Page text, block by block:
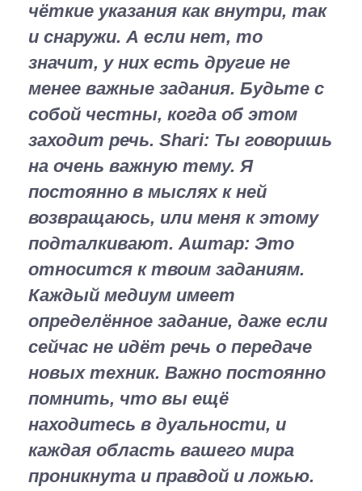
чёткие указания как внутри, так
и снаружи. А если нет, то
значит, у них есть другие не
менее важные задания. Будьте с
собой честны, когда об этом
заходит речь. Shari: Ты говоришь
на очень важную тему. Я
постоянно в мыслях к ней
возвращаюсь, или меня к этому
подталкивают.Аштар: Это
относится к твоим заданиям.
Каждый медиум имеет
определённое задание, даже если
сейчас не идёт речь о передаче
новых техник. Важно постоянно
помнить, что вы ещё
находитесь в дуальности, и
каждая область вашего мира
проникнута и правдой и ложью.